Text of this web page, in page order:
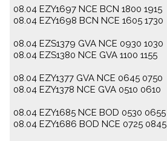
08.04 EZY1697 NCE BCN 1800 1915
08.04 EZY1698 BCN NCE 1605 1730
08.04 EZS1379 GVA NCE 0930 1030
08.04 EZS1380 NCE GVA 1100 1155
08.04 EZY1377 GVA NCE 0645 0750
08.04 EZY1378 NCE GVA 0510 0610
08.04 EZY1685 NCE BOD 0530 0655
08.04 EZY1686 BOD NCE 0725 0845